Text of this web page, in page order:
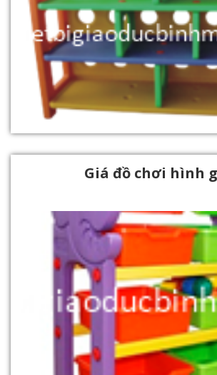
Giá đồ chơi hình